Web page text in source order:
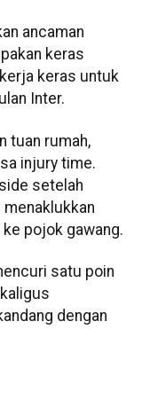
ancaman
keras
keras untuk
Inter.
tuan rumah,
injury time.
setelah
pojok gawang.
satu poin
dengan